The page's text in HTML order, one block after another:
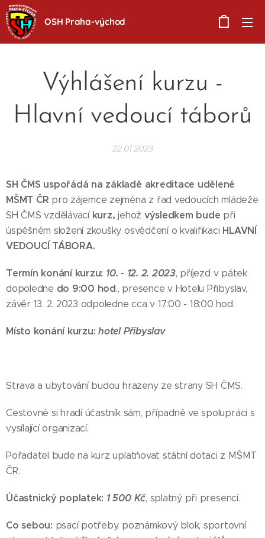
OSH Praha-východ
Výhlášení kurzu -
Hlavní vedoucí táborů
22.01.2023
SH ČMS uspořádá na základě akreditace udělené
MŠMT ČR pro zájemce zejména z řad vedoucích mládeže
SH ČMS vzdělávacíkurz, jehož výsledkem bude při
úspěšném složení zkoušky osvědčení o kvalifikaci HLAVNÍ
VEDOUCÍ TÁBORA.
Termín konání kurzu: 10. - 12. 2. 2023, příjezd v pátek
dopoledne do 9:00 hod., presence v Hotelu Přibyslav,
závěr 13. 2. 2023 odpoledne cca v 17:00 - 18:00 hod.
Místo konání kurzu: hotel Přibyslav
Strava a ubytování budou hrazeny ze strany SH ČMS.
Cestovné si hradí účastník sám, případně ve spolupráci s
vysílající organizací.
Pořadatel bude na kurz uplatňovat státní dotaci z MŠMT
ČR.
Účastnický poplatek: 1 500 Kč, splatný při presenci.
Co sebou: psací potřeby, poznámkový blok, sportovní